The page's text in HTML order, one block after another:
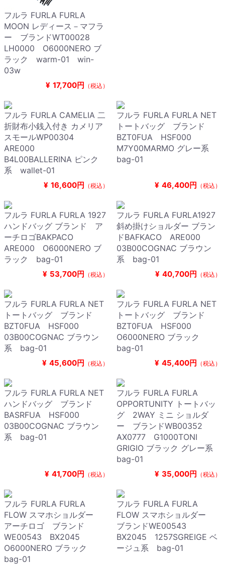
フルラ FURLA FURLA
MOON レディース－マフラ
ー ブランドWT00028
LH0000 O6000NERO ブ
ラック warm-01 win-
03w
¥ 17,700円 （税込）
フルラ FURLA CAMELIA 二
折財布小銭入付き カメリア
スモールWP00304
ARE000
B4L00BALLERINA ピンク
系 wallet-01
¥ 16,600円 （税込）
フルラ FURLA FURLA NET
トートバッグ ブランド
BZT0FUA HSF000
M7Y00MARMO グレー系
bag-01
¥ 46,400円 （税込）
フルラ FURLA FURLA 1927
ハンドバッグ ブランド ア
ーチロゴBAKPACO
ARE000 O6000NERO ブ
ラック bag-01
¥ 53,700円 （税込）
フルラ FURLA FURLA1927
斜め掛けショルダー ブラン
ドBAFKACO ARE000
03B00COGNAC ブラウン
系 bag-01
¥ 40,700円 （税込）
フルラ FURLA FURLA NET
トートバッグ ブランド
BZT0FUA HSF000
03B00COGNAC ブラウン
系 bag-01
¥ 45,600円 （税込）
フルラ FURLA FURLA NET
トートバッグ ブランド
BZT0FUA HSF000
O6000NERO ブラック
bag-01
¥ 45,400円 （税込）
フルラ FURLA FURLA NET
ハンドバッグ ブランド
BASRFUA HSF000
03B00COGNAC ブラウン
系 bag-01
¥ 41,700円 （税込）
フルラ FURLA FURLA
OPPORTUNITY トートバッ
グ 2WAY ミニ ショルダ
ー ブランドWB00352
AX0777 G1000TONI
GRIGIO ブラック グレー系
bag-01
¥ 35,000円 （税込）
フルラ FURLA FURLA
FLOW スマホショルダー
アーチロゴ ブランド
WE00543 BX2045
O6000NERO ブラック
bag-01
フルラ FURLA FURLA
FLOW スマホショルダー
ブランドWE00543
BX2045 1257SGREIGE ベ
ージュ系 bag-01